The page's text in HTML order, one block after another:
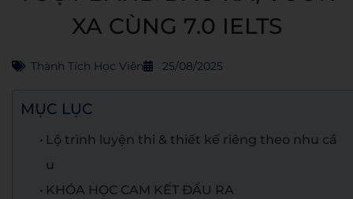
XA CÙNG 7.0 IELTS
Thành Tích Học Viên 25/08/2025
MỤC LỤC
Lộ trình luyện thi & thiết kế riêng theo nhu cầ
u
KHÓA HỌC CAM KẾT ĐẦU RA